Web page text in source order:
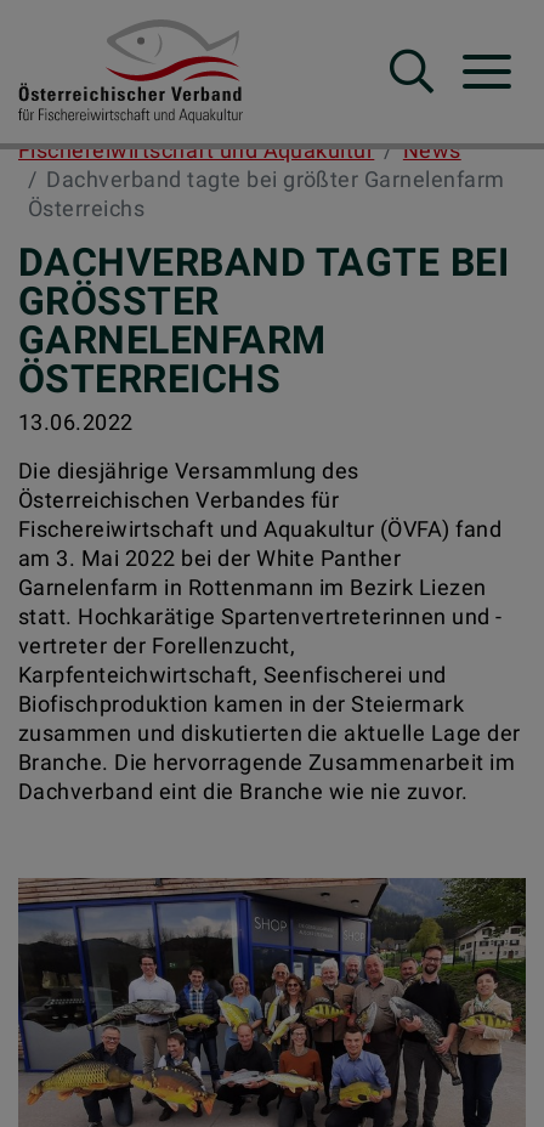
Suche
Fischereiwirtschaft und Aquakultur
News
Dachverband tagte bei größter Garnelenfarm
Österreichs
DACHVERBAND TAGTE BEI
GRÖSSTER G
ARNELENFARM Ö
STERREICHS
13.06.2022
Die diesjährige Versammlung des
Österreichischen Verbandes für
Fischereiwirtschaft und Aquakultur (ÖVFA) fand
am 3. Mai 2022 bei der White Panther
Garnelenfarm in Rottenmann im Bezirk Liezen
statt. Hochkarätige Spartenvertreterinnen und -
vertreter der Forellenzucht,
Karpfenteichwirtschaft, Seenfischerei und
Biofischproduktion kamen in der Steiermark
zusammen und diskutierten die aktuelle Lage der
Branche. Die hervorragende Zusammenarbeit im
Dachverband eint die Branche wie nie zuvor.